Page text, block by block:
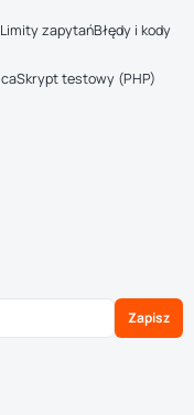
Limity zapytańBłędy i kody
Skrypt testowy (PHP)
Zapisz